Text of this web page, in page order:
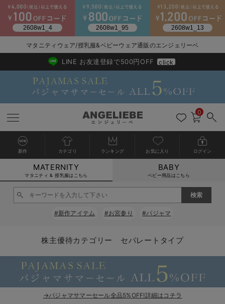
マタニティウェア全て
マタニティ ワンピース
マタニティ トップス
マタニティ アウター（コート）・ママコート
マタニティ 下着・インナー全て
授乳ブラ・マタニティブラ（マタニティインナー・産後用品）
マタニティ 授乳 キャミソール
産褥ショーツ
授乳服全て
マタニティ フォーマル全て
マタニティ スーツ
マタニティ フォーマル パンツ・ボトムス
授乳用品全て
妊婦用 抱き枕・授乳クッション
マタニティレッグウェア全て
マタニティストッキング・タイツ
マタニティ ボディケア全て
アウトレット全て
【アウトレット】ワンピース
【アウトレット】パジャマ
【アウトレット】インナー
特集全て
コットン素材
再入荷全て
再入荷｜インナー
戻る
送料無料アイテム全て
ワンピース
スカート
パジャマ
戻る
ブラキャミ おまとめ
戻る
【37周年祭セール】
【37周年祭セール】
戻る
気温差別オススメア
【15℃】3月下旬～
戻る
動きやすく着回しで
戻る
強撚スムース(コスパ
戻る
マタニティウェア
【おまとめ割】パジ
戻る
こだわりの履き心地
カジュアル
オフィス
戻る
ジャケット派
きれいめ美脚パンツ派
ツィード派
戻る
出産準備応援割全て
マタニティパジャマ
戻る
【オフィスカジュア
戻る
レギンスタイプ
戻る
【フォーマル】ワン
戻る
【ベビー】長袖
戻る
ハンカチ
短肌着
セット
戻る
快適ウェア10%OFF
快適ウェア10%OFF
戻る
春のマタニティワン
セットアップ・ レイ
ジャンパースカート/
ワーク・オフィス
戻る
Gift Selection 出産
〜3,000円（税込）
10,001円（税込）〜
女の子におススメの
戻る
冬の冷え対策インナ
薄くてあったか
保温&リカバリー
レギンス・タイツ
戻る
入院準備の持ち物チ
入院してすぐ使うグ
戻る
冬のあったか特集全て
【冬のあったか特集
【冬のあったか特集
マタニティウェア/授乳服&ベビーウェア通販のエンジェリーベ
2026/NewArrival
送料495円(一部地域を除く) 7,700円以上で送料無料
LINE お友達登録で500円OFF click
0
新作 カテゴリ ランキング お気に入り ログイン
MATERNITY
マタニティ & 授乳服はこちら
BABY
ベビー用品はこちら
#新作アイテム #お宮参り #パジャマ
株主優待カテゴリー セパレートタイプ
→パジャマサマーセール全品5%OFF!詳細はコチラ
カートに入れる
閉じる